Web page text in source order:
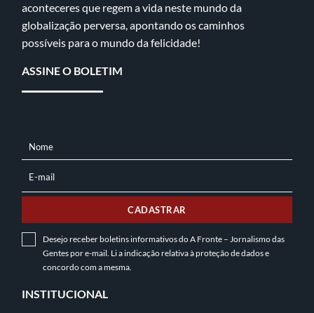
aconteceres que regem a vida neste mundo da
globalização perversa, apontando os caminhos
possíveis para o mundo da felicidade!
ASSINE O BOLETIM
NOME
Nome
MAIL
E-mail
CADASTRAR
Desejo receber boletins informativos do A Fronte – Jornalismo das
Gentes por e-mail. Li a indicação relativa àproteção de dadose
concordo com a mesma.
INSTITUCIONAL